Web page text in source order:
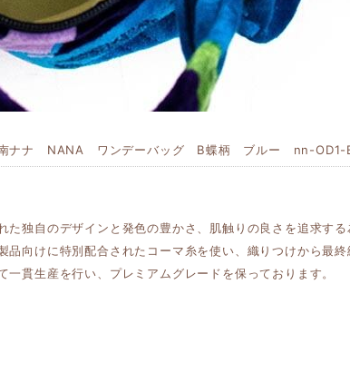
ナナ NANA ワンデーバッグ B蝶柄 ブルー nn-OD1-
た独自のデザインと発色の豊かさ、肌触りの良さを追求す
品向けに特別配合されたコーマ糸を使い、織りつけから最終
一貫生産を行い、プレミアムグレードを保っております。